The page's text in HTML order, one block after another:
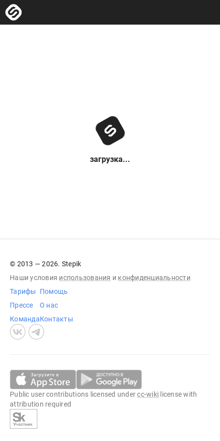
загрузка...
© 2013 — 2026. Stepik
Наши условия использования и конфиденциальности
Тарифы
Прессе
Команда
Помощь
О нас
Контакты
Public user contributions licensed undercc-wiki license with
attribution required